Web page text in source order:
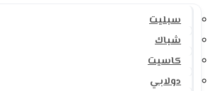
سبليت
شباك
كاسيت
دولابي